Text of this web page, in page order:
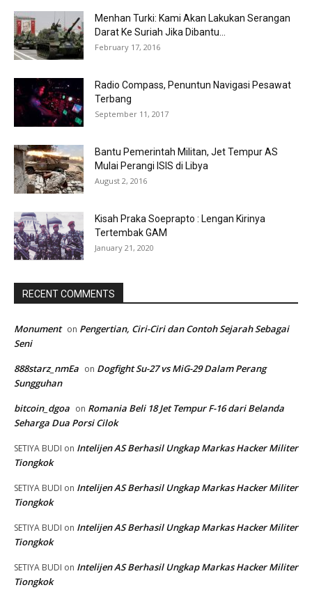
Menhan Turki: Kami Akan Lakukan Serangan
Darat Ke Suriah Jika Dibantu...
February 17, 2016
Radio Compass, Penuntun Navigasi Pesawat
Terbang
September 11, 2017
Bantu Pemerintah Militan, Jet Tempur AS
Mulai Perangi ISIS di Libya
August 2, 2016
Kisah Praka Soeprapto : Lengan Kirinya
Tertembak GAM
January 21, 2020
RECENT COMMENTS
Monument on Pengertian, Ciri-Ciri dan Contoh Sejarah Sebagai
Seni
888starz_nmEa on Dogfight Su-27 vs MiG-29 Dalam Perang
Sungguhan
bitcoin_dgoa on Romania Beli 18 Jet Tempur F-16 dari Belanda
Seharga Dua Porsi Cilok
SETIYA BUDI on Intelijen AS Berhasil Ungkap Markas Hacker Militer
Tiongkok
SETIYA BUDI on Intelijen AS Berhasil Ungkap Markas Hacker Militer
Tiongkok
SETIYA BUDI on Intelijen AS Berhasil Ungkap Markas Hacker Militer
Tiongkok
SETIYA BUDI on Intelijen AS Berhasil Ungkap Markas Hacker Militer
Tiongkok